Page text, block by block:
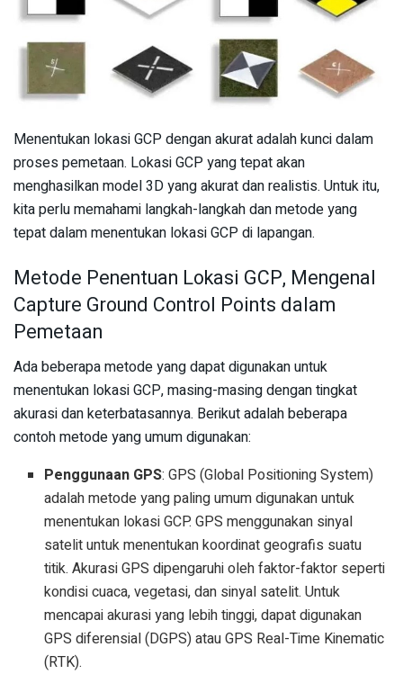
Menentukan lokasi GCP dengan akurat adalah kunci dalam
proses pemetaan. Lokasi GCP yang tepat akan
menghasilkan model 3D yang akurat dan realistis. Untuk itu,
kita perlu memahami langkah-langkah dan metode yang
tepat dalam menentukan lokasi GCP di lapangan.
Metode Penentuan Lokasi GCP, Mengenal
Capture Ground Control Points dalam
Pemetaan
Ada beberapa metode yang dapat digunakan untuk
menentukan lokasi GCP, masing-masing dengan tingkat
akurasi dan keterbatasannya. Berikut adalah beberapa
contoh metode yang umum digunakan:
Penggunaan GPS: GPS (Global Positioning System)
adalah metode yang paling umum digunakan untuk
menentukan lokasi GCP. GPS menggunakan sinyal
satelit untuk menentukan koordinat geografis suatu
titik. Akurasi GPS dipengaruhi oleh faktor-faktor seperti
kondisi cuaca, vegetasi, dan sinyal satelit. Untuk
mencapai akurasi yang lebih tinggi, dapat digunakan
GPS diferensial (DGPS) atau GPS Real-Time Kinematic
(RTK).